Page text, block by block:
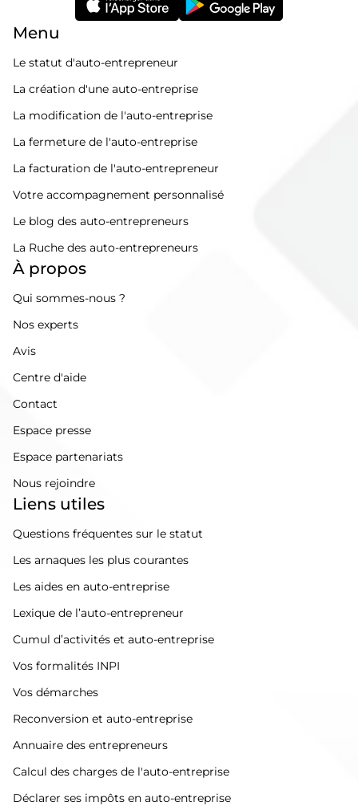
Menu
Le statut d'auto-entrepreneur
La création d'une auto-entreprise
La modification de l'auto-entreprise
La fermeture de l'auto-entreprise
La facturation de l'auto-entrepreneur
Votre accompagnement personnalisé
Le blog des auto-entrepreneurs
La Ruche des auto-entrepreneurs
À propos
Qui sommes-nous ?
Nos experts
Avis
Centre d'aide
Contact
Espace presse
Espace partenariats
Nous rejoindre
Liens utiles
Questions fréquentes sur le statut
Les arnaques les plus courantes
Les aides en auto-entreprise
Lexique de l’auto-entrepreneur
Cumul d’activités et auto-entreprise
Vos formalités INPI
Vos démarches
Reconversion et auto-entreprise
Annuaire des entrepreneurs
Calcul des charges de l'auto-entreprise
Déclarer ses impôts en auto-entreprise